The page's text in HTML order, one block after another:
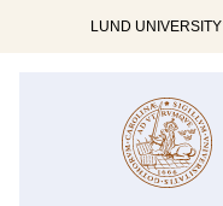
LUND UNIVERSITY